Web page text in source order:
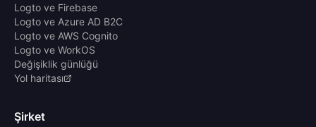
Logto ve Firebase
Logto ve Azure AD B2C
Logto ve AWS Cognito
Logto ve WorkOS
Değişiklik günlüğü
Yol haritası
Şirket